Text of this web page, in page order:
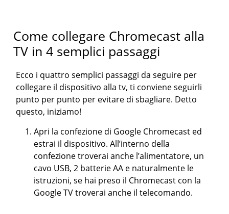
Come collegare Chromecast alla
TV in 4 semplici passaggi
Ecco i quattro semplici passaggi da seguire per
collegare il dispositivo alla tv, ti conviene seguirli
punto per punto per evitare di sbagliare. Detto
questo, iniziamo!
Apri la confezione di Google Chromecast ed
estrai il dispositivo. All’interno della
confezione troverai anche l’alimentatore, un
cavo USB, 2 batterie AA e naturalmente le
istruzioni, se hai preso il Chromecast con la
Google TV troverai anche il telecomando.